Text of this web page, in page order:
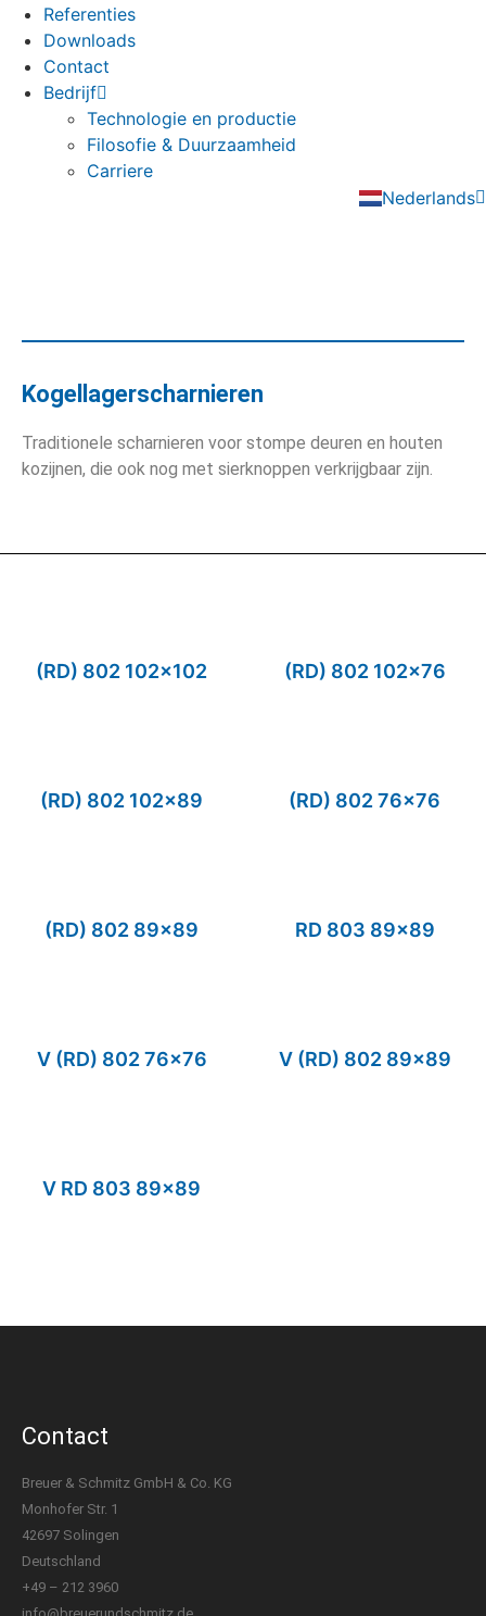
Referenties
Downloads
Contact
Bedrijf
Technologie en productie
Filosofie & Duurzaamheid
Carriere
Nederlands
English
Kogellagerscharnieren
Traditionele scharnieren voor stompe deuren en houten
kozijnen, die ook nog met sierknoppen verkrijgbaar zijn.
(RD) 802 102×102 (RD) 802 102×76
(RD) 802 102×89 (RD) 802 76×76
(RD) 802 89×89 RD 803 89×89
V (RD) 802 76×76 V (RD) 802 89×89
V RD 803 89×89
Contact
Breuer & Schmitz GmbH & Co. KG
Monhofer Str. 1
42697 Solingen
Deutschland
+49 – 212 3960